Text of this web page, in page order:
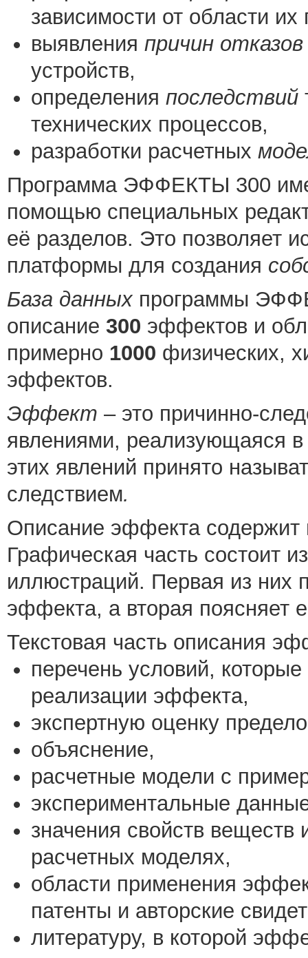
зависимости от области
выявления причин
устройств,
определения последствий
технических процессов,
разработки расчетных
Программа ЭФФЕКТЫ 300
помощью специальных
её разделов. Это позволяет
платформы для создания
База данных программы
описание 300 эффектов и
примерно 1000 физических,
эффектов.
Эффект – это причинно-
явлениями, реализующаяся
этих явлений принято
следствием.
Описание эффекта содержит
Графическая часть состоит
иллюстраций. Первая из них
эффекта, а вторая поясняет
Текстовая часть описания
перечень условий,
реализации эффекта,
экспертную оценку
объяснение,
расчетные модели с
экспериментальные
значения свойств
расчетных моделях,
области применения
патенты и авторские
литературу, в которой